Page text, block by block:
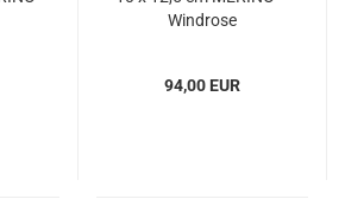
Windrose
94,00 EUR